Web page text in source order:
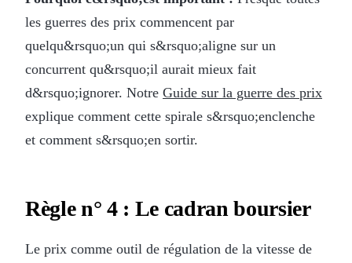
les guerres des prix commencent par
quelqu&rsquo;un qui s&rsquo;aligne sur un
concurrent qu&rsquo;il aurait mieux fait
d&rsquo;ignorer. Notre Guide sur la guerre des prix
explique comment cette spirale s&rsquo;enclenche
et comment s&rsquo;en sortir.
Règle n° 4 : Le cadran boursier
Le prix comme outil de régulation de la vitesse de